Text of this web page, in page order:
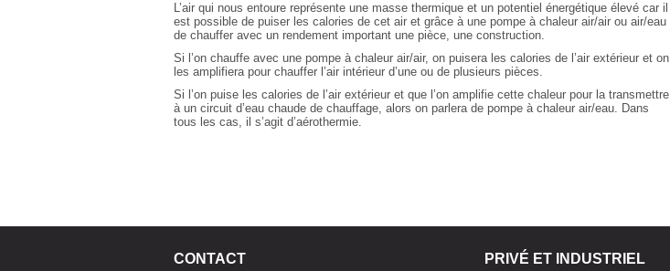
L’air qui nous entoure représente une masse thermique et un potentiel énergétique élevé car il
est possible de puiser les calories de cet air et grâce à une pompe à chaleur air/air ou air/eau
de chauffer avec un rendement important une pièce, une construction.
Si l’on chauffe avec une pompe à chaleur air/air, on puisera les calories de l’air extérieur et on
les amplifiera pour chauffer l’air intérieur d’une ou de plusieurs pièces.
Si l’on puise les calories de l’air extérieur et que l’on amplifie cette chaleur pour la transmettre
à un circuit d’eau chaude de chauffage, alors on parlera de pompe à chaleur air/eau. Dans
tous les cas, il s’agit d’aérothermie.
CONTACT PRIVÉ ET INDUSTRIEL